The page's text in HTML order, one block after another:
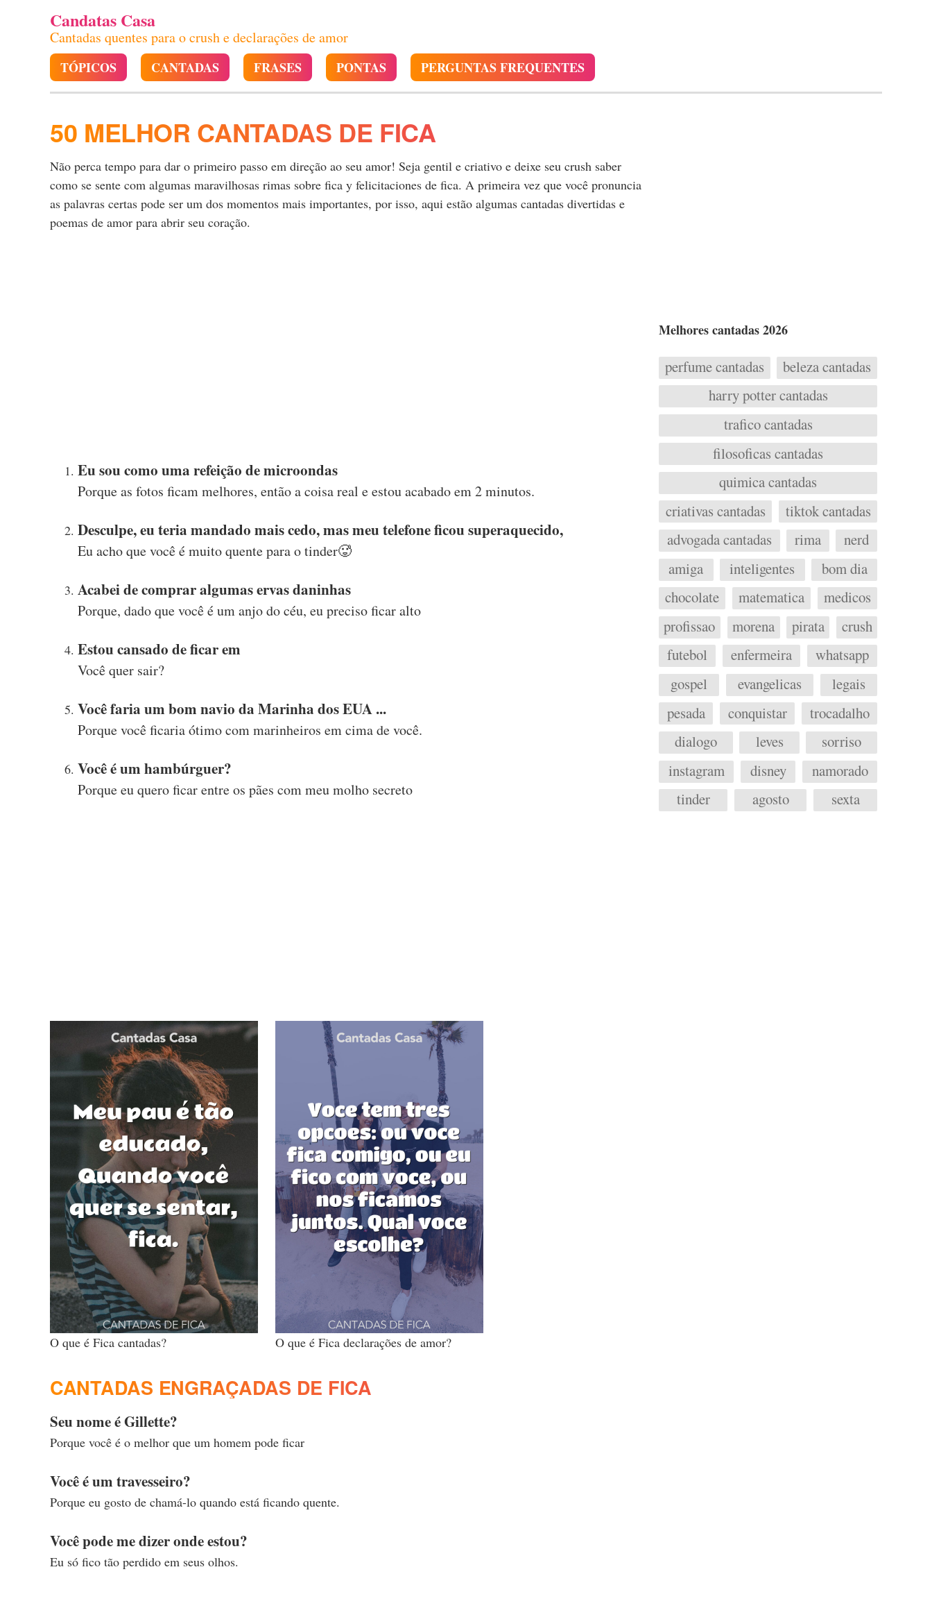
Candatas Casa
Cantadas quentes para o crush e declarações de amor
TÓPICOS CANTADAS FRASES PONTAS PERGUNTAS FREQUENTES
50 MELHOR CANTADAS DE FICA
Não perca tempo para dar o primeiro passo em direção ao seu amor! Seja gentil e criativo e deixe seu crush saber
como se sente com algumas maravilhosas rimas sobre fica y felicitaciones de fica. A primeira vez que você pronuncia
as palavras certas pode ser um dos momentos mais importantes, por isso, aqui estão algumas cantadas divertidas e
poemas de amor para abrir seu coração.
Eu sou como uma refeição de microondas
Porque as fotos ficam melhores, então a coisa real e estou acabado em 2 minutos.
Desculpe, eu teria mandado mais cedo, mas meu telefone ficou superaquecido,
Eu acho que você é muito quente para o tinder🥵
Acabei de comprar algumas ervas daninhas
Porque, dado que você é um anjo do céu, eu preciso ficar alto
Estou cansado de ficar em
Você quer sair?
Você faria um bom navio da Marinha dos EUA ...
Porque você ficaria ótimo com marinheiros em cima de você.
Você é um hambúrguer?
Porque eu quero ficar entre os pães com meu molho secreto
O que é Fica cantadas? O que é Fica declarações de amor?
CANTADAS ENGRAÇADAS DE FICA
Seu nome é Gillette?
Porque você é o melhor que um homem pode ficar
Você é um travesseiro?
Porque eu gosto de chamá-lo quando está ficando quente.
Você pode me dizer onde estou?
Eu só fico tão perdido em seus olhos.
Melhores cantadas 2026
perfume cantadas
beleza cantadas
harry potter cantadas
trafico cantadas
filosoficas cantadas
quimica cantadas
criativas cantadas
tiktok cantadas
advogada cantadas
rima
nerd
amiga
inteligentes
bom dia
chocolate
matematica
medicos
profissao
morena pirata
crush
futebol
enfermeira
whatsapp
gospel
evangelicas
legais
pesada
conquistar
trocadalho
dialogo
leves
sorriso
instagram
disney
namorado
tinder
agosto sexta